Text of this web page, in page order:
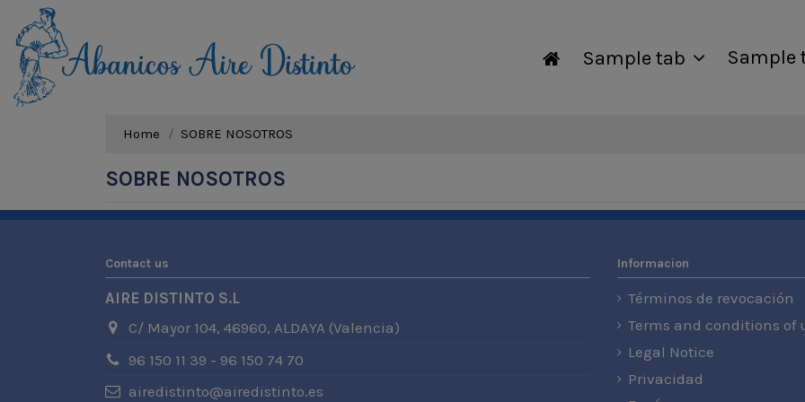
Sample tab Sample
Home SOBRE NOSOTROS
SOBRE NOSOTROS
Contact us
AIRE DISTINTO S.L
C/ Mayor 104, 46960, ALDAYA (Valencia)
96 150 11 39 - 96 150 74 70
airedistinto@airedistinto.es
Informacion
Términos de revocación
Terms and conditions of
Legal Notice
Privacidad